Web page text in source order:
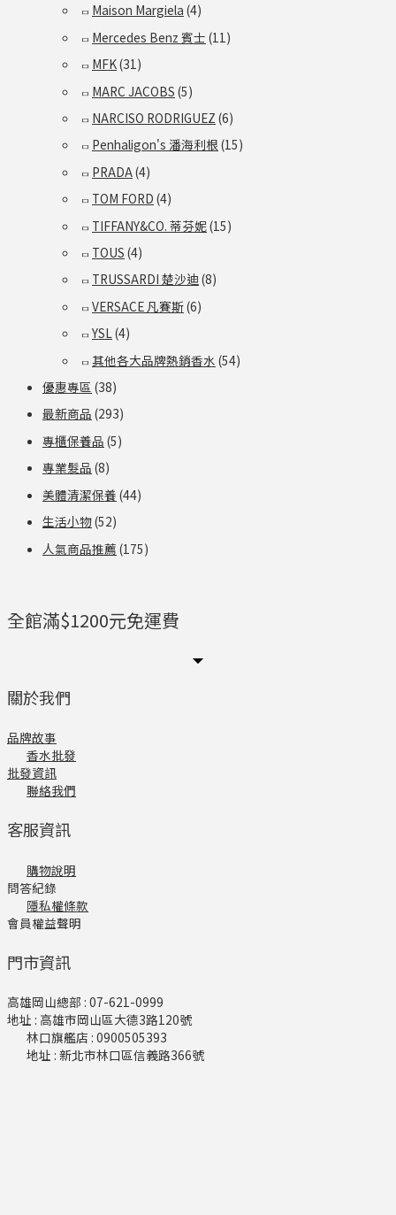
Maison Margiela (4)
Mercedes Benz 賓士 (11)
MFK(31)
MARC JACOBS (5)
NARCISO RODRIGUEZ (6)
Penhaligon's 潘海利根 (15)
PRADA(4)
TOM FORD (4)
TIFFANY&CO. 蒂芬妮(15)
TOUS (4)
TRUSSARDI 楚沙迪 (8)
VERSACE 凡賽斯(6)
YSL(4)
其他各大品牌熱銷香水 (54)
優惠專區 (38)
最新商品 (293)
專櫃保養品 (5)
專業髮品 (8)
美體清潔保養 (44)
生活小物(52)
人氣商品推薦 (175)
全館滿$1200元免運費
關於我們
品牌故事
香水批發
批發資訊
聯絡我們
客服資訊
購物說明
問答紀錄
隱私權條款
會員權益聲明
門市資訊
高雄岡山總部 : 07-621-0999
地址 : 高雄市岡山區大德3路120號
林口旗艦店​ : 0900505393
地址 : 新北市林口區信義路366號